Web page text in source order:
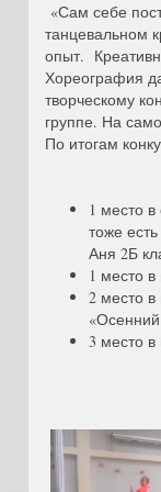
«Сам себе
танцевальном
опыт.
Хореография
творческому
группе. На
По итогам
1 место
тоже
Аня 2Б
1 место
2 место
3 место